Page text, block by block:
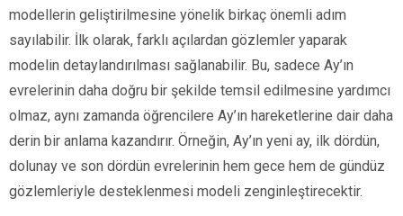
modellerin geliştirilmesine yönelik birkaç önemli adım
sayılabilir. İlk olarak, farklı açılardan gözlemler yaparak
modelin detaylandırılması sağlanabilir. Bu, sadece Ay’ın
evrelerinin daha doğru bir şekilde temsil edilmesine yardımcı
olmaz, aynı zamanda öğrencilere Ay’ın hareketlerine dair daha
derin bir anlama kazandırır. Örneğin, Ay’ın yeni ay, ilk dördün,
dolunay ve son dördün evrelerinin hem gece hem de gündüz
gözlemleriyle desteklenmesi modeli zenginleştirecektir.